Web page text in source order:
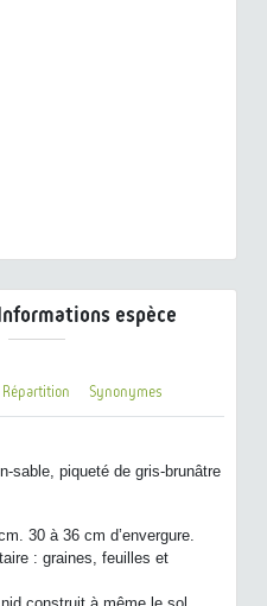
espèce
Répartition Synonymes
sable, piqueté de gris-brunâtre
30 à 36 cm d’envergure.
: graines, feuilles et